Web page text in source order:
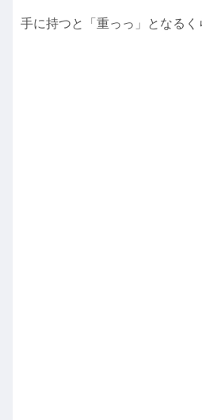
手に持つと「重っっ」となる